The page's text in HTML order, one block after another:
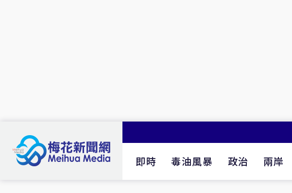
即時 毒油風暴 政治 兩岸